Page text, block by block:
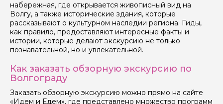
набережная, где открывается живописный вид на
Волгу, а также исторические здания, которые
рассказывают о культурном наследии региона. Гиды,
как правило, предоставляют интересные факты и
истории, которые делают экскурсию не только
познавательной, но и увлекательной.
Как заказать обзорную экскурсию по
Волгограду
Заказать обзорную экскурсию можно прямо на сайте
«Идем и Едем», где представлено множество программ